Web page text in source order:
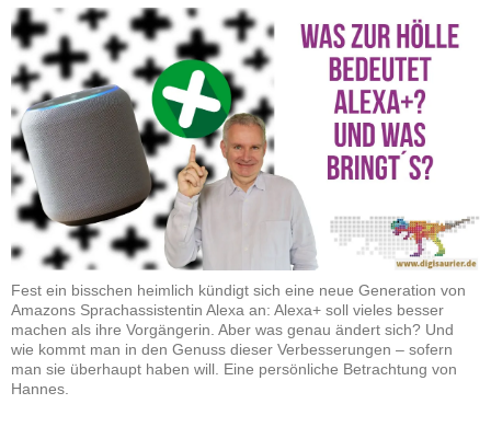
Fest ein bisschen heimlich kündigt sich eine neue Generation von
Amazons Sprachassistentin Alexa an: Alexa+ soll vieles besser
machen als ihre Vorgängerin. Aber was genau ändert sich? Und
wie kommt man in den Genuss dieser Verbesserungen – sofern
man sie überhaupt haben will. Eine persönliche Betrachtung von
Hannes.